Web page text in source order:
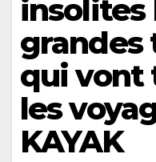
insolites
grandes
qui vont
les
KAYAK